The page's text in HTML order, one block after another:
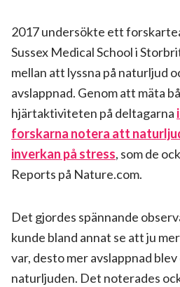
2017 undersökte ett
Sussex Medical School i
mellan att lyssna på naturljud
avslappnad. Genom att mäta
hjärtaktiviteten på deltagarna
forskarna notera att
inverkan på stress, som de
Reports på Nature.com.
Det gjordes spännande
kunde bland annat se att ju
var, desto mer avslappnad
naturljuden. Det noterades